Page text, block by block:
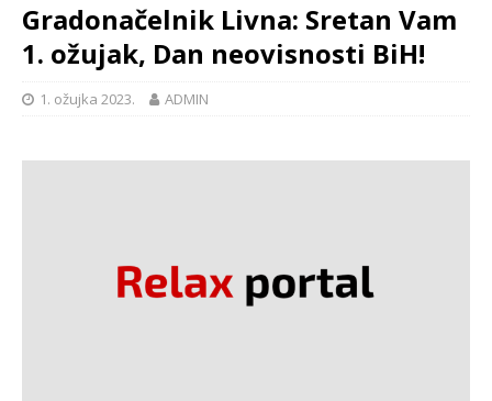
Gradonačelnik Livna: Sretan Vam
1. ožujak, Dan neovisnosti BiH!
1. ožujka 2023. ADMIN